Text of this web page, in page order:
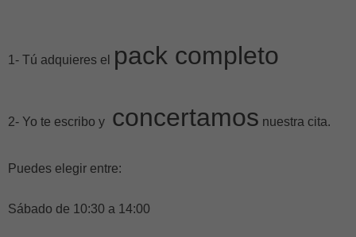
1- Tú adquieres el pack completo
2- Yo te escribo y concertamos nuestra cita.
Puedes elegir entre:
Sábado de 10:30 a 14:00